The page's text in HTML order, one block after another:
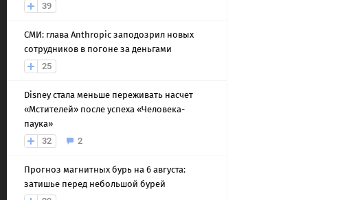
39
СМИ: глава Anthropic заподозрил новых
сотрудников в погоне за деньгами
25
Disney стала меньше переживать насчет
«Мстителей» после успеха «Человека-
паука»
32
2
Прогноз магнитных бурь на 6 августа:
затишье перед небольшой бурей